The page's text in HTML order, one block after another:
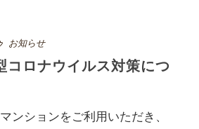
お知らせ
コロナウイルス対策につ
ンションをご利用いただき、